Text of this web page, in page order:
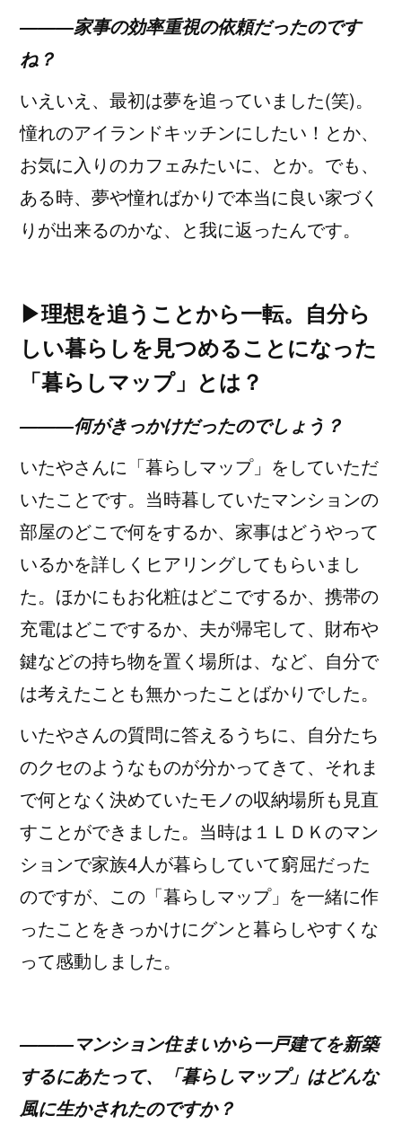
―――家事の効率重視の依頼だったのです
ね？
いえいえ、最初は夢を追っていました(笑)。
憧れのアイランドキッチンにしたい！とか、
お気に入りのカフェみたいに、とか。でも、
ある時、夢や憧ればかりで本当に良い家づく
りが出来るのかな、と我に返ったんです。
▶理想を追うことから一転。自分ら
しい暮らしを見つめることになった
「暮らしマップ」とは？
―――何がきっかけだったのでしょう？
いたやさんに「暮らしマップ」をしていただ
いたことです。当時暮していたマンションの
部屋のどこで何をするか、家事はどうやって
いるかを詳しくヒアリングしてもらいまし
た。ほかにもお化粧はどこでするか、携帯の
充電はどこでするか、夫が帰宅して、財布や
鍵などの持ち物を置く場所は、など、自分で
は考えたことも無かったことばかりでした。
いたやさんの質問に答えるうちに、自分たち
のクセのようなものが分かってきて、それま
で何となく決めていたモノの収納場所も見直
すことができました。当時は１ＬＤＫのマン
ションで家族4人が暮らしていて窮屈だった
のですが、この「暮らしマップ」を一緒に作
ったことをきっかけにグンと暮らしやすくな
って感動しました。
―――マンション住まいから一戸建てを新築
するにあたって、「暮らしマップ」はどんな
風に生かされたのですか？